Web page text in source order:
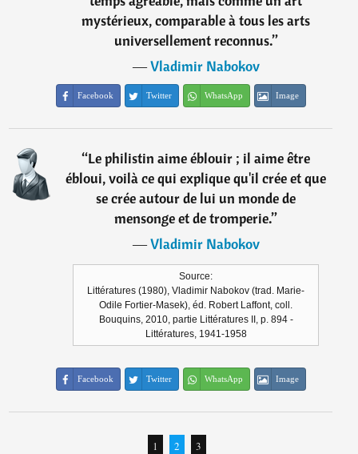
mystérieux, comparable à tous les arts
universellement reconnus.”
―Vladimir Nabokov
Facebook Twitter WhatsApp Image
“Le philistin aime éblouir ; il aime être
ébloui, voilà ce qui explique qu'il crée et que
se crée autour de lui un monde de
mensonge et de tromperie.”
―Vladimir Nabokov
Source:
Littératures (1980), Vladimir Nabokov (trad. Marie-
Odile Fortier-Masek), éd. Robert Laffont, coll.
Bouquins, 2010, partie Littératures II, p. 894 -
Littératures, 1941-1958
Facebook Twitter WhatsApp Image
1 2 3